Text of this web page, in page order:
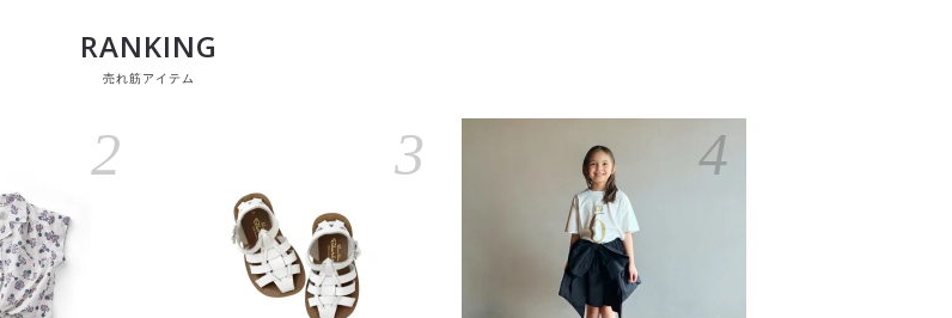
RANKING
売れ筋アイテム
2 3 4